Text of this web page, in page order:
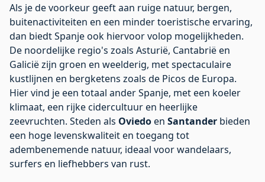
Als je de voorkeur geeft aan ruige natuur, bergen,
buitenactiviteiten en een minder toeristische ervaring,
dan biedt Spanje ook hiervoor volop mogelijkheden.
De noordelijke regio's zoals Asturië, Cantabrië en
Galicië zijn groen en weelderig, met spectaculaire
kustlijnen en bergketens zoals de Picos de Europa.
Hier vind je een totaal ander Spanje, met een koeler
klimaat, een rijke cidercultuur en heerlijke
zeevruchten. Steden als Oviedoen Santander bieden
een hoge levenskwaliteit en toegang tot
adembenemende natuur, ideaal voor wandelaars,
surfers en liefhebbers van rust.